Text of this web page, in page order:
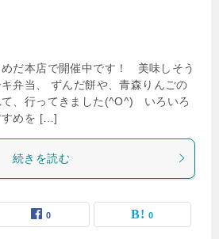
だ本店で開催中です！ 美味しそう
弁当、 ずんだ餅や、青森りんごの
て、行ってきました(^O^) いろいろ
すめを […]
続きを読む
0 0